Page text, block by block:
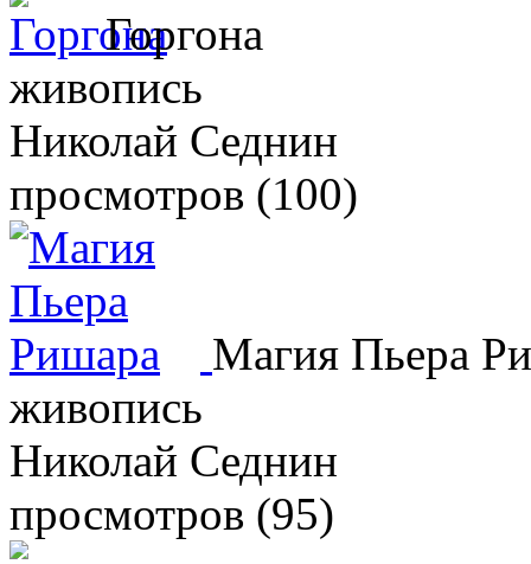
Горгона
живопись
Николай Седнин
просмотров (100)
Магия Пьера
живопись
Николай Седнин
просмотров (95)